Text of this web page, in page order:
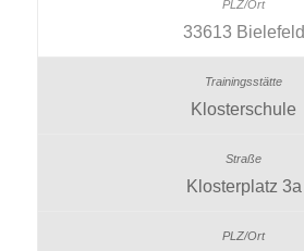
33613 Bielefeld
Klosterschule
Klosterplatz 3a